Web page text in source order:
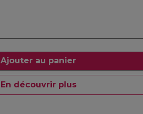
Ajouter au panier
En découvrir plus